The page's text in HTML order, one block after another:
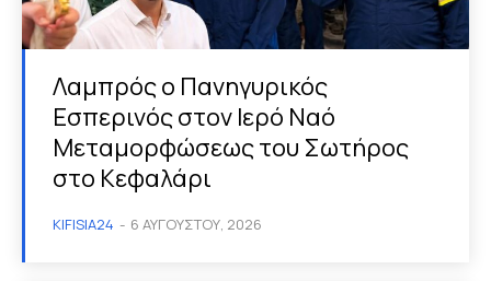
Λαμπρός ο Πανηγυρικός
Εσπερινός στον Ιερό Ναό
Μεταμορφώσεως του Σωτήρος
στο Κεφαλάρι
KIFISIA24 - 6 ΑΥΓΟΎΣΤΟΥ, 2026